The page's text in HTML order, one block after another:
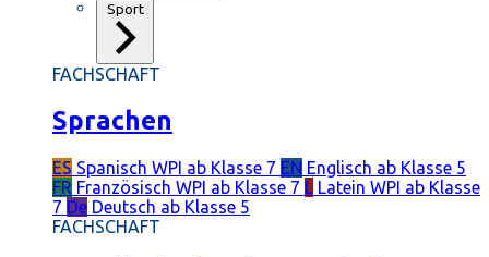
Sport
FACHSCHAFT
Sprachen
ES Spanisch WPI ab Klasse 7 EN Englisch ab Klasse 5
FR Französisch WPI ab Klasse 7 L Latein WPI ab Klasse
7 De Deutsch ab Klasse 5
FACHSCHAFT